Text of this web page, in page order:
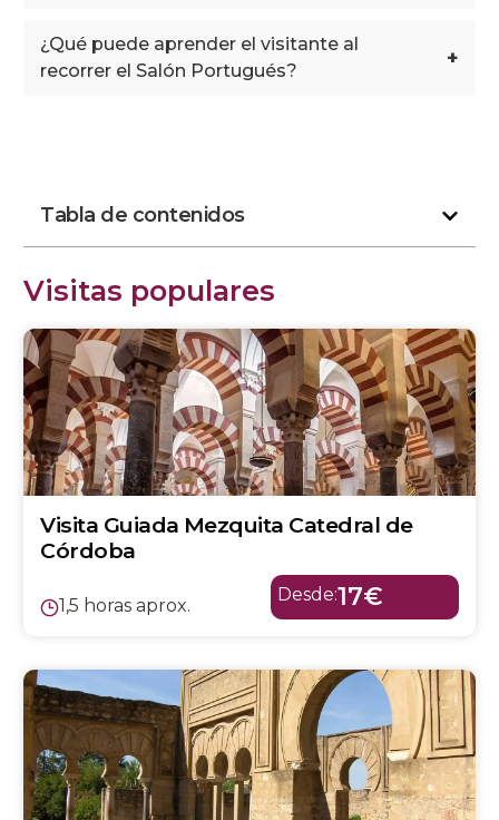
¿Qué puede aprender el visitante al
recorrer el Salón Portugués?
+
Tabla de contenidos
Visitas populares
Visita Guiada Mezquita Catedral de
Córdoba
1,5 horas aprox.
Desde:17€